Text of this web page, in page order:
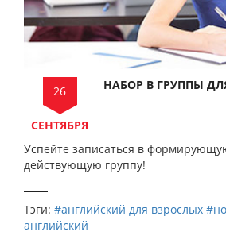
26
СЕНТЯБРЯ
НАБОР В ГРУППЫ
Успейте записаться в
действующую группу!
Тэги: #английский для взрослых
английский